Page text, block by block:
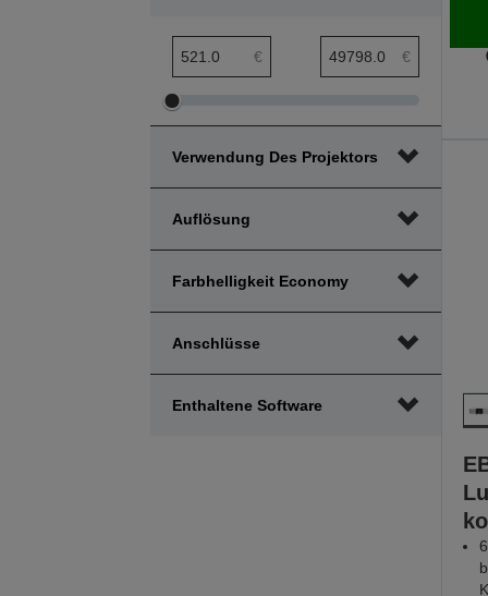
€ €
Preis
Bereich
anpassen
Preis
Bereich
anpassen
Verwendung Des Projektors
Auflösung
Farbhelligkeit Economy
Anschlüsse
Enthaltene Software